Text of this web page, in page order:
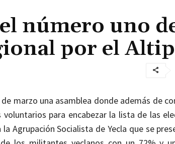
número uno
por el
marzo una asamblea donde además de
para encabezar la lista de las
Agrupación Socialista de Yecla que se